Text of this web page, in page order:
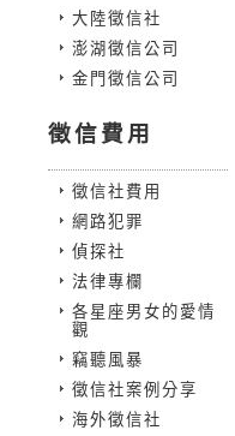
大陸徵信社
澎湖徵信公司
金門徵信公司
徵信費用
徵信社費用
網路犯罪
偵探社
法律專欄
各星座男女的愛情
觀
竊聽風暴
徵信社案例分享
海外徵信社